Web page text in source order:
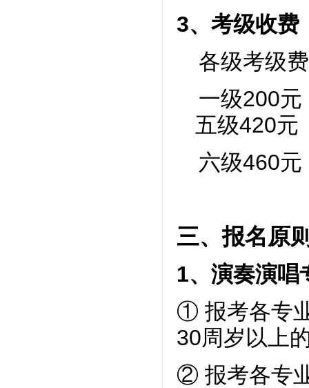
3、考级收费
各级考级
一级200
五级420
六级460
三、报名原
1、演奏演唱
① 报考各专
30周岁以上
② 报考各专